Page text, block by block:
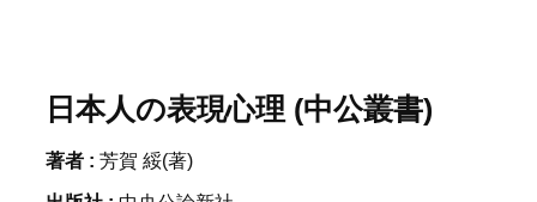
日本人の表現心理 (中公叢書)
著者 : 芳賀 綏(著)